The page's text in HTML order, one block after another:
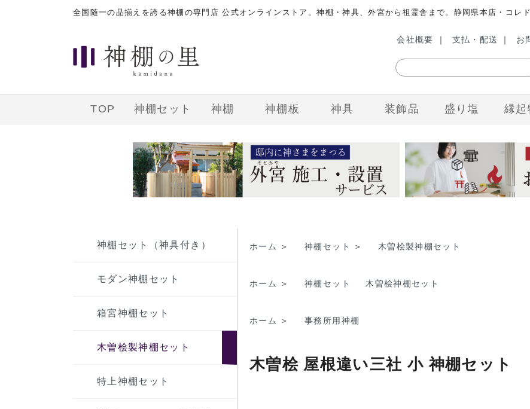
全国随一の品揃えを誇る神棚の専門店 公式オンラインストア。神棚・神具、外宮から祖霊舎まで。静岡県本店・コレ
会社概要 支払・配送 お
TOP 神棚セット 神棚 神棚板 神具 装飾品 盛り塩 縁起
神棚セット（神具付き）
モダン神棚セット
箱宮神棚セット
木曽桧製神棚セット
特上神棚セット
ホーム ＞ 神棚セット ＞ 木曽桧製神棚セット
ホーム ＞ 神棚セット 木曽桧神棚セット
ホーム ＞ 事務所用神棚
木曽桧 屋根違い三社 小 神棚セット